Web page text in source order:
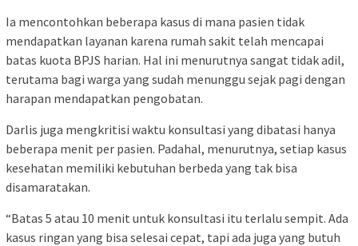
Ia mencontohkan beberapa kasus di mana pasien tidak
mendapatkan layanan karena rumah sakit telah mencapai
batas kuota BPJS harian. Hal ini menurutnya sangat tidak adil,
terutama bagi warga yang sudah menunggu sejak pagi dengan
harapan mendapatkan pengobatan.
Darlis juga mengkritisi waktu konsultasi yang dibatasi hanya
beberapa menit per pasien. Padahal, menurutnya, setiap kasus
kesehatan memiliki kebutuhan berbeda yang tak bisa
disamaratakan.
“Batas 5 atau 10 menit untuk konsultasi itu terlalu sempit. Ada
kasus ringan yang bisa selesai cepat, tapi ada juga yang butuh